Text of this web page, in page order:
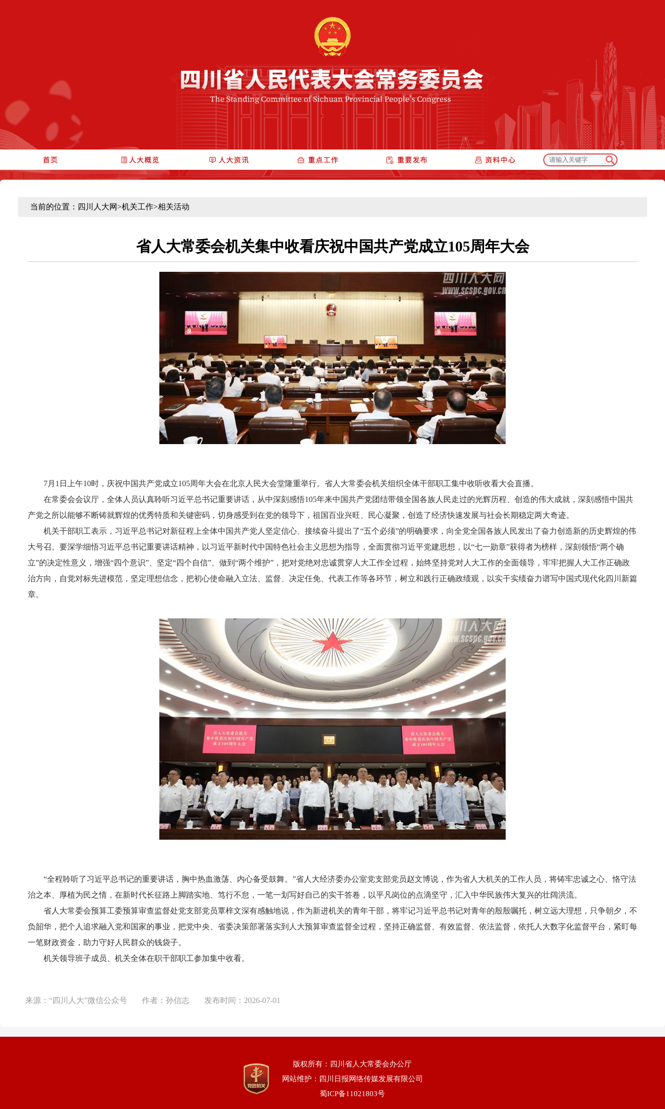
当前的位置： 四川人大网>机关工作>相关活动
省人大常委会机关集中收看庆祝中国共产党成立105周年大会
7月1日上午10时，庆祝中国共产党成立105周年大会在北京人民大会堂隆重举行。省人大常委会机关组织全体干部职工集中收听收看大会直播。
在常委会会议厅，全体人员认真聆听习近平总书记重要讲话，从中深刻感悟105年来中国共产党团结带领全国各族人民走过的光辉历程、创造的伟大成就，深刻感悟中国共
产党之所以能够不断铸就辉煌的优秀特质和关键密码，切身感受到在党的领导下，祖国百业兴旺、民心凝聚，创造了经济快速发展与社会长期稳定两大奇迹。
机关干部职工表示，习近平总书记对新征程上全体中国共产党人坚定信心、接续奋斗提出了“五个必须”的明确要求，向全党全国各族人民发出了奋力创造新的历史辉煌的伟
大号召。要深学细悟习近平总书记重要讲话精神，以习近平新时代中国特色社会主义思想为指导，全面贯彻习近平党建思想，以“七一勋章”获得者为榜样，深刻领悟“两个确
立”的决定性意义，增强“四个意识”、坚定“四个自信”、做到“两个维护”，把对党绝对忠诚贯穿人大工作全过程，始终坚持党对人大工作的全面领导，牢牢把握人大工作正确政
治方向，自觉对标先进模范，坚定理想信念，把初心使命融入立法、监督、决定任免、代表工作等各环节，树立和践行正确政绩观，以实干实绩奋力谱写中国式现代化四川新篇
章。
“全程聆听了习近平总书记的重要讲话，胸中热血激荡、内心备受鼓舞。”省人大经济委办公室党支部党员赵文博说，作为省人大机关的工作人员，将铸牢忠诚之心、恪守法
治之本、厚植为民之情，在新时代长征路上脚踏实地、笃行不怠，一笔一划写好自己的实干答卷，以平凡岗位的点滴坚守，汇入中华民族伟大复兴的壮阔洪流。
省人大常委会预算工委预算审查监督处党支部党员覃梓文深有感触地说，作为新进机关的青年干部，将牢记习近平总书记对青年的殷殷嘱托，树立远大理想，只争朝夕，不
负韶华，把个人追求融入党和国家的事业，把党中央、省委决策部署落实到人大预算审查监督全过程，坚持正确监督、有效监督、依法监督，依托人大数字化监督平台，紧盯每
一笔财政资金，助力守好人民群众的钱袋子。
机关领导班子成员、机关全体在职干部职工参加集中收看。
来源： “四川人大”微信公众号 作者： 孙信志 发布时间： 2026-07-01
版权所有：四川省人大常委会办公厅
网站维护：四川日报网络传媒发展有限公司
蜀ICP备11021803号